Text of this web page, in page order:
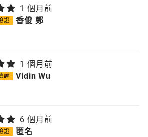
1 個月前
香俊 鄭
1 個月前
Vidin Wu
6 個月前
匿名